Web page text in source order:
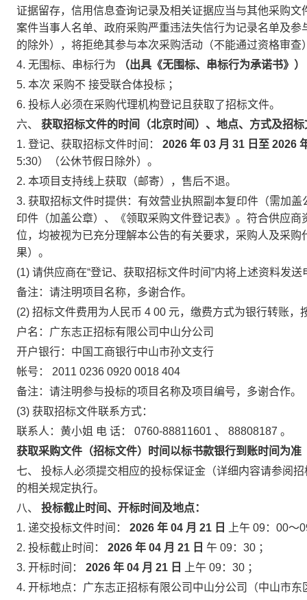
证据留存，信用信息查询记录及相关证据应当与其他采购
案件当事人名单、政府采购严重违法失信行为记录名单及
的除外），将拒绝其参与本次采购活动（不能通过资格审查
4. 无围标、串标行为
（出具《无围标、串标行为承诺书》）
5. 本次 采购不 接受联合体投标 ；
6. 投标人必须在采购代理机构登记且获取了招标文件。
六、 获取招标文件的时间（北京时间）、地点、方式及招
1. 登记、获取招标文件时间： 2026 年 03 月 31 日至 2026
5:30）（公休节假日除外）。
2. 本项目支持线上获取（邮寄），售后不退。
3. 获取招标文件时提供：有效营业执照副本复印件（需加
印件（加盖公章）、《领取采购文件登记表》。符合供应
位，均被视为已充分理解本公告的有关要求，采购人及采
果）。
(1) 请供应商在“登记、获取招标文件时间”内将上述资料发
备注：请注明项目名称，多谢合作。
(2) 招标文件费用为人民币 4 00 元，缴费方式为银行转账，
户名：广东志正招标有限公司中山分公司
开户银行：中国工商银行中山市孙文支行
帐号： 2011 0236 0920 0018 404
备注：请注明参与投标的项目名称及项目编号，多谢合作。
(3) 获取招标文件联系方式：
联系人：黄小姐 电 话： 0760-88811601 、 88808187 。
获取采购文件（招标文件）时间以标书款银行到账时间为准
七、 投标人必须提交相应的投标保证金（详细内容请参阅
的相关规定执行。
八、 投标截止时间、开标时间及地点：
1. 递交投标文件时间： 2026 年 04 月 21 日 上午 09：00～
2. 投标截止时间： 2026 年 04 月 21 日 午 09：30 ；
3. 开标时间： 2026 年 04 月 21 日 上午 09：30 ；
4. 开标地点：广东志正招标有限公司中山分公司（中山市